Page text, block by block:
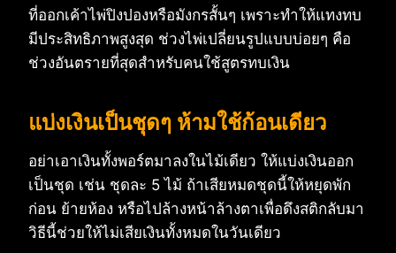
ที่ออกเค้าไพ่ปิงปองหรือมังกรสั้นๆ เพราะทำให้แทงทบ
มีประสิทธิภาพสูงสุด ช่วงไพ่เปลี่ยนรูปแบบบ่อยๆ คือ
ช่วงอันตรายที่สุดสำหรับคนใช้สูตรทบเงิน
แบ่งเงินเป็นชุดๆ ห้ามใช้ก้อนเดียว
อย่าเอาเงินทั้งพอร์ตมาลงในไม้เดียว ให้แบ่งเงินออก
เป็นชุด เช่น ชุดละ 5 ไม้ ถ้าเสียหมดชุดนี้ให้หยุดพัก
ก่อน ย้ายห้อง หรือไปล้างหน้าล้างตาเพื่อดึงสติกลับมา
วิธีนี้ช่วยให้ไม่เสียเงินทั้งหมดในวันเดียว